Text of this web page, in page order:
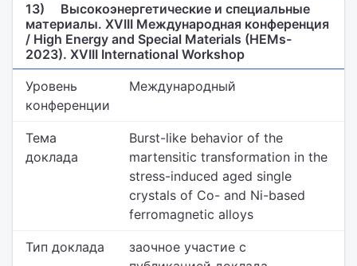
13)
Высокоэнергетические и специальные
материалы. XVIII Международная конференция
/ High Energy and Special Materials (HEMs-
2023). XVIII International Workshop
Уровень
конференции
Международный
Тема
доклада
Burst-like behavior of the
martensitic transformation in the
stress-induced aged single
crystals of Co- and Ni-based
ferromagnetic alloys
Тип доклада
заочное участие с